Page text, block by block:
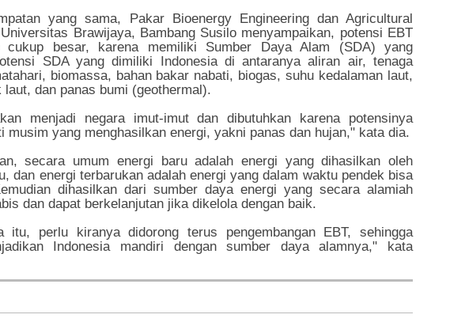
yang sama, Pakar Bioenergy Engineering dan Agricultural
Brawijaya, Bambang Susilo menyampaikan, potensi EBT
cukup besar, karena memiliki Sumber Daya Alam (SDA) yang
SDA yang dimiliki Indonesia di antaranya aliran air, tenaga
biomassa, bahan bakar nabati, biogas, suhu kedalaman laut,
laut, dan panas bumi (geothermal).
menjadi negara imut-imut dan dibutuhkan karena potensinya
musim yang menghasilkan energi, yakni panas dan hujan," kata dia.
secara umum energi baru adalah energi yang dihasilkan oleh
dan energi terbarukan adalah energi yang dalam waktu pendek bisa
dihasilkan dari sumber daya energi yang secara alamiah
dan dapat berkelanjutan jika dikelola dengan baik.
itu, perlu kiranya didorong terus pengembangan EBT, sehingga
Indonesia mandiri dengan sumber daya alamnya," kata